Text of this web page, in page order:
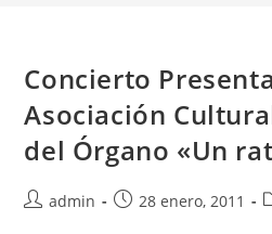
Concierto
Asociación
del Órgano «Un
Autoradmin
Publicación
28 enero, 2011